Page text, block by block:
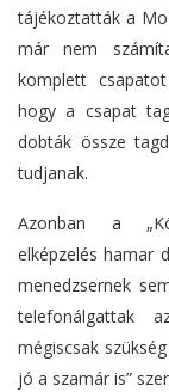
tájékoztatták a
már nem
komplett
hogy a csapat
dobták össze
tudjanak.
Azonban a
elképzelés hamar
menedzsernek
telefonálgattak
mégiscsak
jó a szamár is”